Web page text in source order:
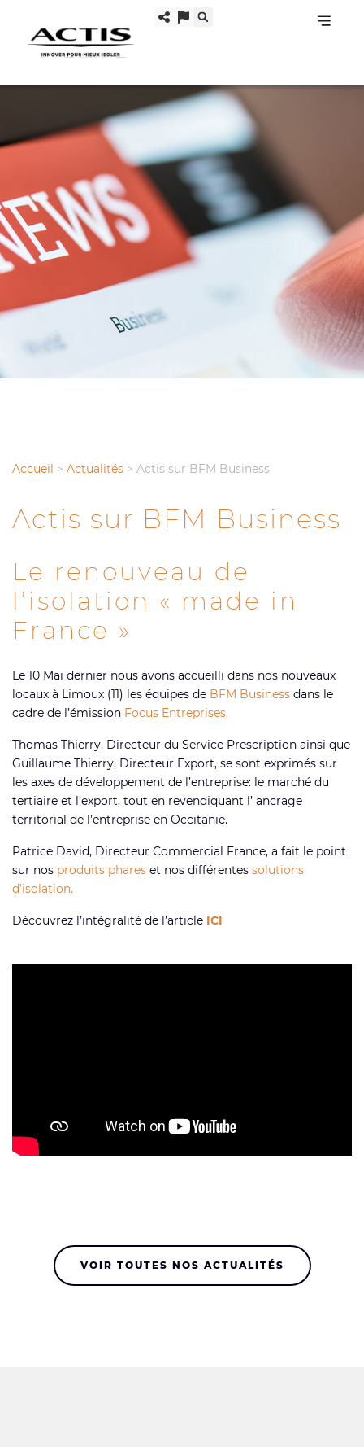
Accueil > Actualités > Actis sur BFM Business
Actis sur BFM Business
Le renouveau de
l’isolation « made in
France »
Le 10 Mai dernier nous avons accueilli dans nos nouveaux
locaux à Limoux (11) les équipes de BFM Business dans le
cadre de l’émission Focus Entreprises.
Thomas Thierry, Directeur du Service Prescription ainsi que
Guillaume Thierry, Directeur Export, se sont exprimés sur
les axes de développement de l’entreprise: le marché du
tertiaire et l’export, tout en revendiquant l’ ancrage
territorial de l’entreprise en Occitanie.
Patrice David, Directeur Commercial France, a fait le point
sur nos produits phares et nos différentes solutions
d’isolation.
Découvrez l’intégralité de l’article ICI
VOIR TOUTES NOS ACTUALITÉS